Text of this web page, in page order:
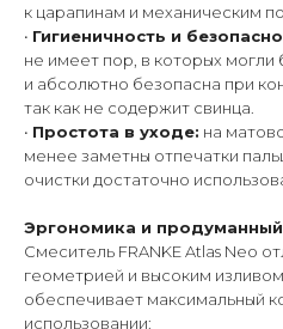
к царапинам и механическим
• Гигиеничность и
не имеет пор, в которых могли
и абсолютно безопасна при
так как не содержит свинца.
• Простота в уходе: на
менее заметны отпечатки
очистки достаточно
Эргономика и
Смеситель FRANKE Atlas Neo
геометрией и высоким
обеспечивает максимальный
использовании: